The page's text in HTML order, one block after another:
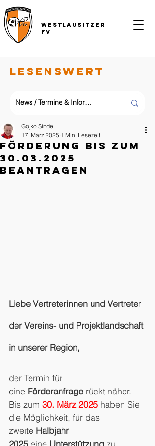
Westlausitzer
FV
LESENSWERT
Förderung bis zum
30.03.2025
beantragen
Gojko Sinde
17. März 2025 1 Min. Lesezeit
Liebe Vertreterinnen und Vertreter
der Vereins- und Projektlandschaft
in unserer Region,
der Termin für
eine Förderanfrage rückt näher.
Bis zum 30. März 2025 haben Sie
die Möglichkeit, für das
zweite Halbjahr